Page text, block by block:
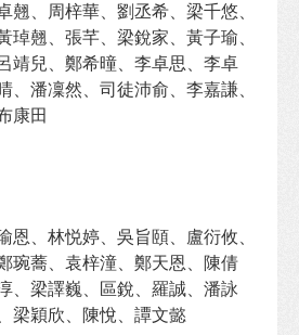
翹、周梓華、劉丞希、梁千悠、
琸翹、張芊、梁銳家、黃子瑜、
靖兒、鄭希曈、李卓思、李卓
、潘凜然、司徒沛俞、李嘉謙、
康田
恩、林悦婷、吳旨頤、盧衍攸、
琬蕎、袁梓潼、鄭天恩、陳倩
、梁譯巍、區銳、羅誠、潘詠
梁穎欣、陳悅、譚文懿